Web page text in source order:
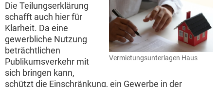
Vermietungsunterlagen Haus
Die Teilungserklärung
schafft auch hier für
Klarheit. Da eine
gewerbliche Nutzung
beträchtlichen
Publikumsverkehr mit
sich bringen kann,
schützt die Einschränkung, ein Gewerbe in der